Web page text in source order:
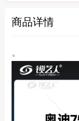
商品详情
。